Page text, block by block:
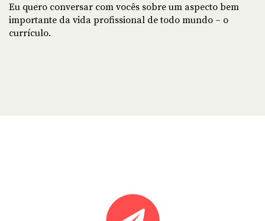
Eu quero conversar com vocês sobre um aspecto bem
importante da vida profissional de todo mundo – o
currículo.